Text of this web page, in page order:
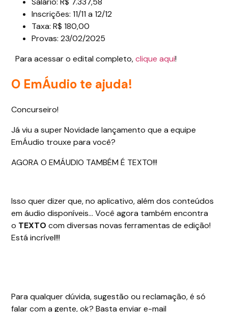
Inscrições: 11/11 a 12/12
Taxa: R$ 180,00
Provas: 23/02/2025
Para acessar o edital completo,clique aqui!
O EmÁudio te ajuda!
Concurseiro!
Já viu a super Novidade lançamento que a equipe
EmÁudio trouxe para você?
AGORA O EMÁUDIO TAMBÉM É TEXTO!!!
Isso quer dizer que, no aplicativo, além dos conteúdos
em áudio disponíveis… Você agora também encontra
o TEXTO com diversas novas ferramentas de edição!
Está incrível!!!
Para qualquer dúvida, sugestão ou reclamação, é só
falar com a gente, ok? Basta enviar e-mail